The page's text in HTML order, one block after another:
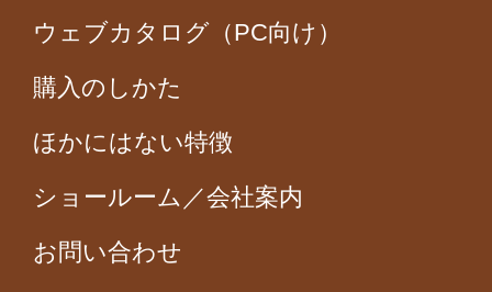
ウェブカタログ（PC向け）
購入のしかた
ほかにはない特徴
ショールーム／会社案内
お問い合わせ